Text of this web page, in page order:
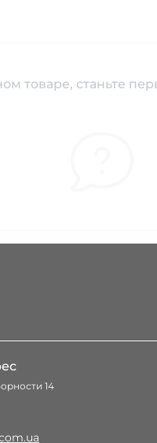
товаре, станьте
14